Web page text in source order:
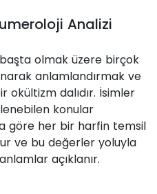
Analizi
başta olmak üzere birçok
anlamlandırmak ve
okültizm dalıdır. İsimler
konular
göre her bir harfin temsil
ve bu değerler yoluyla
açıklanır.